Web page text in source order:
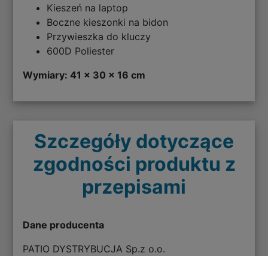
Kieszeń na laptop
Boczne kieszonki na bidon
Przywieszka do kluczy
600D Poliester
Wymiary: 41 x 30 x 16 cm
Szczegóły dotyczące
zgodności produktu z
przepisami
Dane producenta
PATIO DYSTRYBUCJA Sp.z o.o.